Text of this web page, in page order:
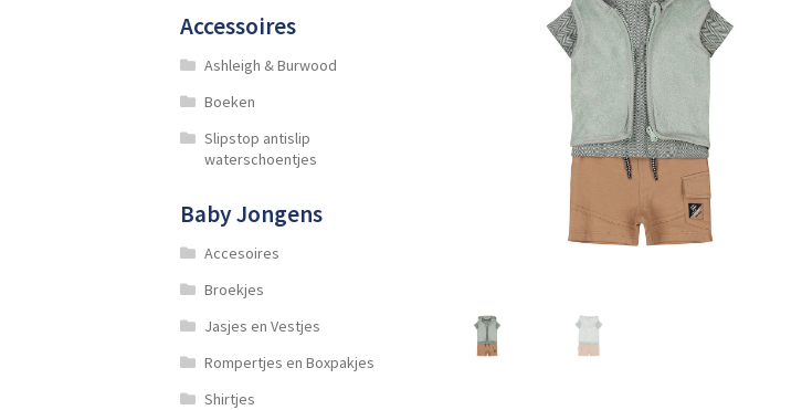
Accessoires
Ashleigh & Burwood
Boeken
Slipstop antislip
waterschoentjes
Baby Jongens
Accesoires
Broekjes
Jasjes en Vestjes
Rompertjes en Boxpakjes
Shirtjes